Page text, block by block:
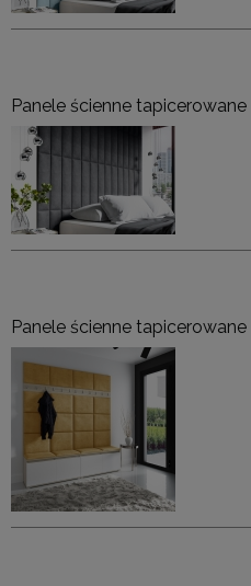
Panele ścienne
Panele ścienne